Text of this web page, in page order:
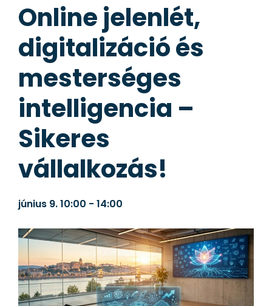
Online jelenlét,
digitalizáció és
mesterséges
intelligencia –
Sikeres
vállalkozás!
június 9.10:00 - 14:00